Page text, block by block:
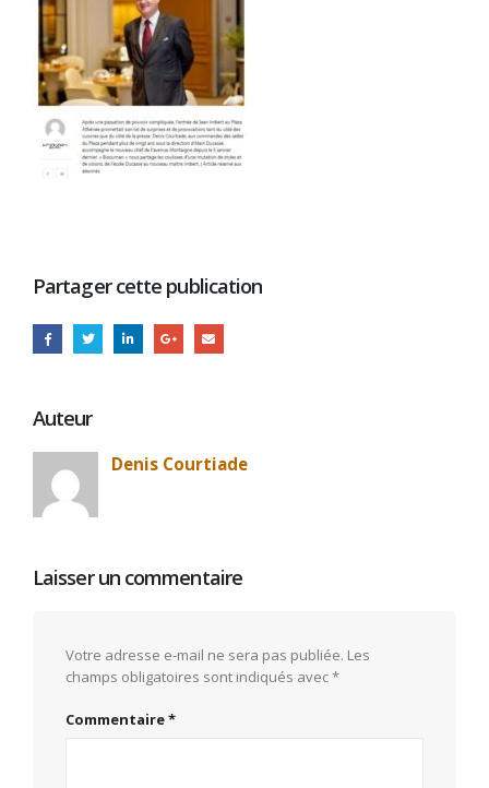
Partager cette publication
Auteur
Denis Courtiade
Laisser un commentaire
Votre adresse e-mail ne sera pas publiée. Les
champs obligatoires sont indiqués avec*
Commentaire*